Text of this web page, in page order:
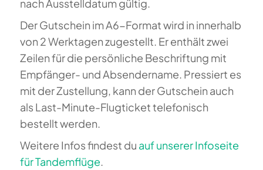
nach Ausstelldatum gültig.
Der Gutschein im A6-Format wird in innerhalb
von 2 Werktagen zugestellt. Er enthält zwei
Zeilen für die persönliche Beschriftung mit
Empfänger- und Absendername. Pressiert es
mit der Zustellung, kann der Gutschein auch
als Last-Minute-Flugticket telefonisch
bestellt werden.
Weitere Infos findest du auf unserer Infoseite
für Tandemflüge.